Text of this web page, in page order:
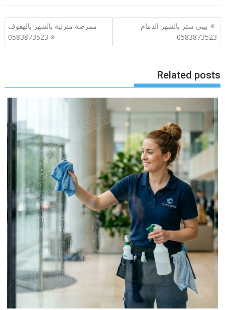
تصفّح
المقالات
بيبي ستر بالشهر الدمام
0583873523
ممرضة منزلية بالشهر بالهفوف
0583873523
Related posts